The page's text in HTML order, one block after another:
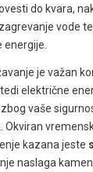
do kvara,
vode
energije.
je važan
električne
vaše
Okviran
kazana jeste
naslaga